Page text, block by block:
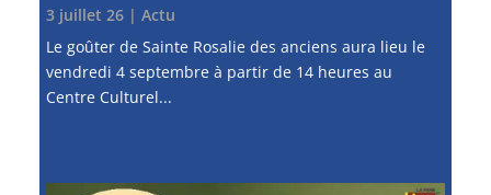
3 juillet 26| Actu
Le goûter de Sainte Rosalie des anciens aura lieu le
vendredi 4 septembre à partir de 14 heures au
Centre Culturel...